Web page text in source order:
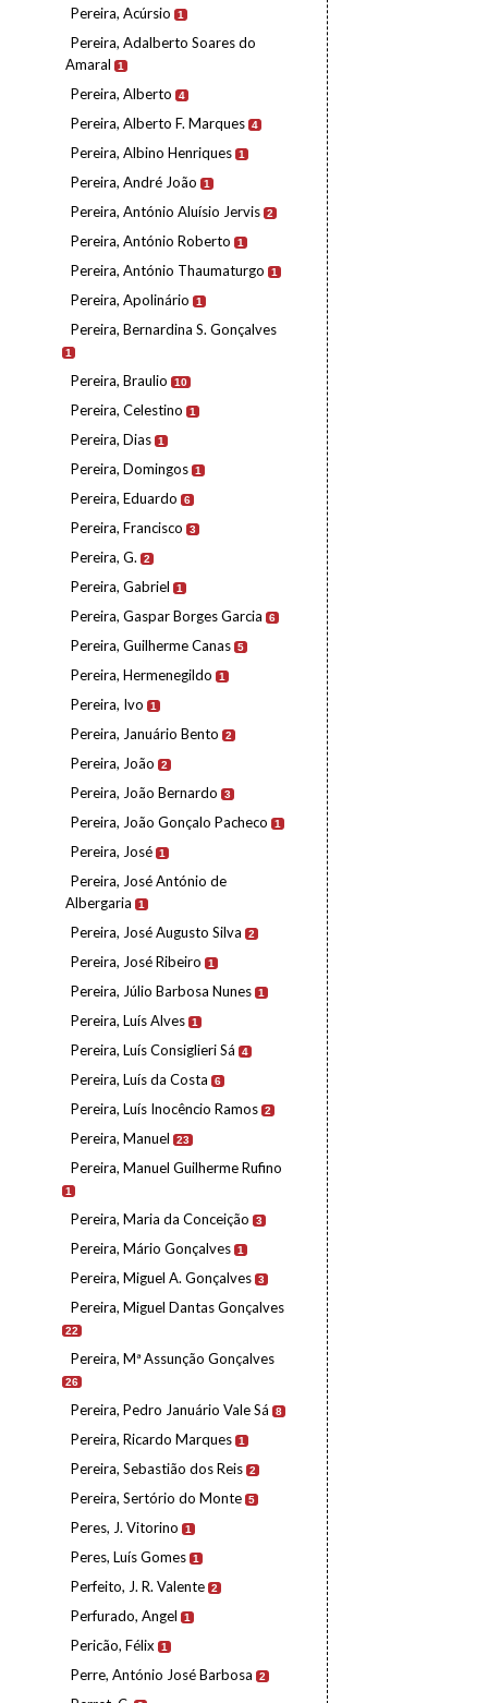
Pereira, Acúrsio 1
Pereira, Adalberto Soares do
Amaral
1
Pereira, Alberto 4
Pereira, Alberto F. Marques 4
Pereira, Albino Henriques 1
Pereira, André João 1
Pereira, António Aluísio Jervis 2
Pereira, António Roberto 1
Pereira, António Thaumaturgo 1
Pereira, Apolinário 1
Pereira, Bernardina S. Gonçalves
1
Pereira, Braulio 10
Pereira, Celestino 1
Pereira, Dias 1
Pereira, Domingos 1
Pereira, Eduardo 6
Pereira, Francisco 3
Pereira, G. 2
Pereira, Gabriel 1
Pereira, Gaspar Borges Garcia 6
Pereira, Guilherme Canas 5
Pereira, Hermenegildo 1
Pereira, Ivo 1
Pereira, Januário Bento 2
Pereira, João 2
Pereira, João Bernardo 3
Pereira, João Gonçalo Pacheco 1
Pereira, José 1
Pereira, José António de
Albergaria
1
Pereira, José Augusto Silva 2
Pereira, José Ribeiro 1
Pereira, Júlio Barbosa Nunes 1
Pereira, Luís Alves 1
Pereira, Luís Consiglieri Sá 4
Pereira, Luís da Costa 6
Pereira, Luís Inocêncio Ramos 2
Pereira, Manuel 23
Pereira, Manuel Guilherme Rufino
1
Pereira, Maria da Conceição 3
Pereira, Mário Gonçalves 1
Pereira, Miguel A. Gonçalves 3
Pereira, Miguel Dantas Gonçalves
22
Pereira, Mª Assunção Gonçalves
26
Pereira, Pedro Januário Vale Sá 8
Pereira, Ricardo Marques 1
Pereira, Sebastião dos Reis 2
Pereira, Sertório do Monte 5
Peres, J. Vitorino 1
Peres, Luís Gomes 1
Perfeito, J. R. Valente 2
Perfurado, Angel 1
Pericão, Félix 1
Perre, António José Barbosa 2